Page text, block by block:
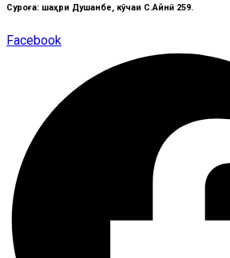
Суроға: шаҳри Душанбе, кӯчаи C.Айнӣ 259.
Facebook